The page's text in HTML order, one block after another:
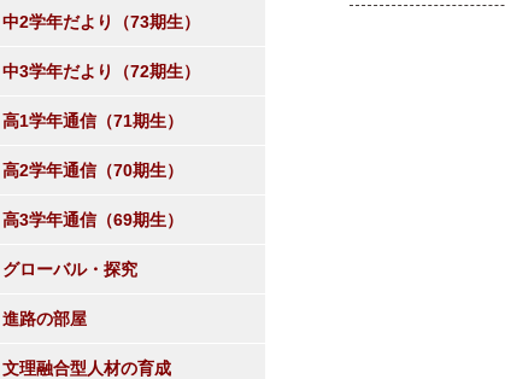
中2学年だより（73期生）
中3学年だより（72期生）
高1学年通信（71期生）
高2学年通信（70期生）
高3学年通信（69期生）
グローバル・探究
進路の部屋
文理融合型人材の育成